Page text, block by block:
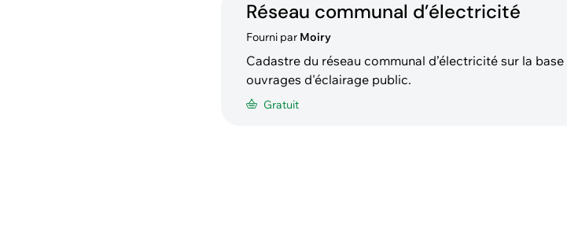
Réseau communal d’électricité
Fourni par Moiry
Cadastre du réseau communal d’électricité sur la
ouvrages d'éclairage public.
Gratuit